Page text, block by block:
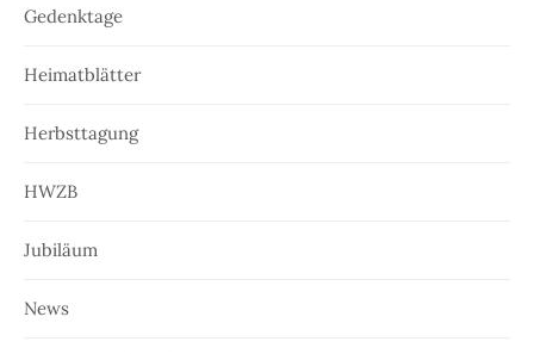
Gedenktage
Heimatblätter
Herbsttagung
HWZB
Jubiläum
News